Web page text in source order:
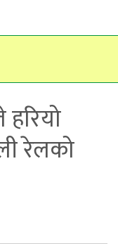
हरियो
रेलको